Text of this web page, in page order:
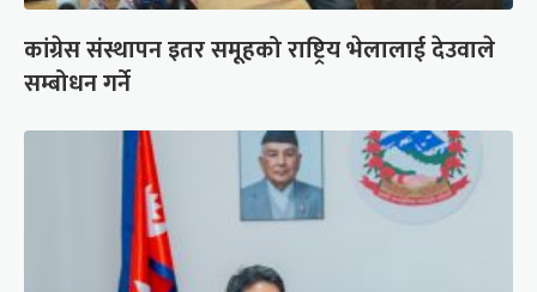
कांग्रेस संस्थापन इतर समूहको राष्ट्रिय भेलालाई देउवाले
सम्बोधन गर्ने